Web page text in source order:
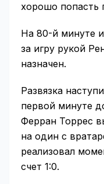
хорошо попасть
На 80-й минуте
за игру рукой
назначен.
Развязка
первой минуте
Ферран Торрес
на один с
реализовал
счет 1:0.